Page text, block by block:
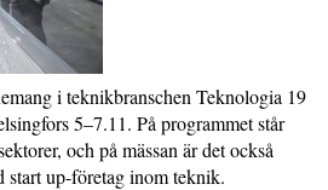
i teknikbranschen Teknologia 19
5–7.11. På programmet står
och på mässan är det också
start up-företag inom teknik.